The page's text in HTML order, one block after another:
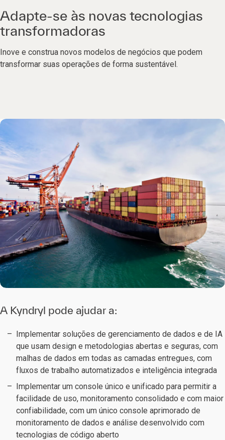
Adapte-se às novas tecnologias
transformadoras
Inove e construa novos modelos de negócios que podem
transformar suas operações de forma sustentável.
A Kyndryl pode ajudar a:
Implementar soluções de gerenciamento de dados e de IA
que usam design e metodologias abertas e seguras, com
malhas de dados em todas as camadas entregues, com
fluxos de trabalho automatizados e inteligência integrada
Implementar um console único e unificado para permitir a
facilidade de uso, monitoramento consolidado e com maior
confiabilidade, com um único console aprimorado de
monitoramento de dados e análise desenvolvido com
tecnologias de código aberto